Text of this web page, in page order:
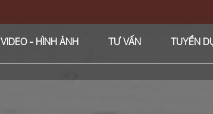
VIDEO - HÌNH ẢNH TƯ VẤN TUYỂN